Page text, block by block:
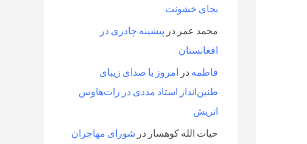
بجای خشونت
محمد عمر در پیشینه چادری در
افغانستان
فاطمه در امروز با صدای زیبای
طنین‌انداز استاد مددی در رات‌هاوس
اتریش
حیات الله کوهسار در شورای مهاجران